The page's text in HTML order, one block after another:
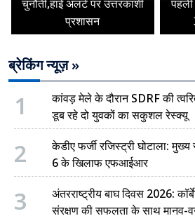
प्रशासन
ब्रेकिंग न्यूज़ »
1
कांवड़ मेले के दौरान SDRF की
डूब रहे दो युवकों का सकुशल रेस्क्यू
2
केडीए फर्जी रजिस्ट्री घोटाला: मुख्य
6 के खिलाफ एफआईआर
3
अंतरराष्ट्रीय बाघ दिवस 2026:
संरक्षण की सफलता के साथ मानव-